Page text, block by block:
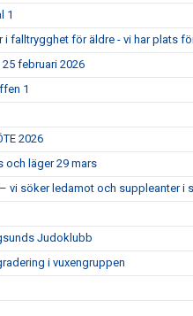
1
i falltrygghet för äldre - vi har plats
februari 2026
1
2026
och läger 29 mars
vi söker ledamot och suppleanter i
Judoklubb
i vuxengruppen